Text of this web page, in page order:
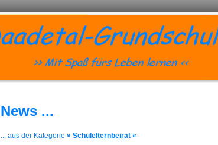
News ...
... aus der Kategorie » Schulelternbeirat «